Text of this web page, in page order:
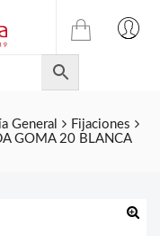
TIENDA
ONLINE
DE
JULIAN
CELDA
S.L.
General
Fijaciones
GOMA 20 BLANCA